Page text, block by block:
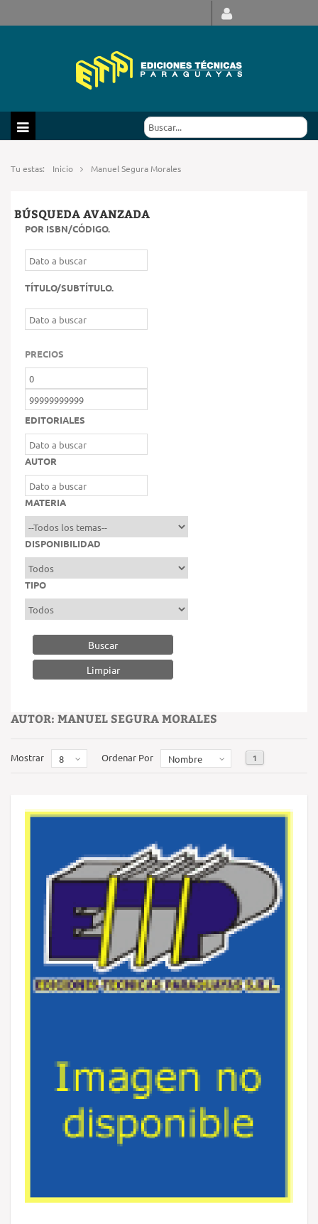
Tu estas: Inicio Manuel Segura Morales
BÚSQUEDA AVANZADA
POR ISBN/CÓDIGO.
TÍTULO/SUBTÍTULO.
PRECIOS
EDITORIALES
AUTOR
MATERIA
DISPONIBILIDAD
TIPO
Buscar
AUTOR: MANUEL SEGURA MORALES
Mostrar 8 Ordenar Por Nombre 1